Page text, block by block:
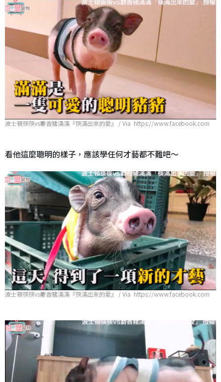
波士頓筷筷vs麝香豬滿滿『筷滿出來的愛』 / Via https://www.facebook.com
看他這麼聰明的樣子，應該學任何才藝都不難吧～
波士頓筷筷vs麝香豬滿滿『筷滿出來的愛』 / Via https://www.facebook.com